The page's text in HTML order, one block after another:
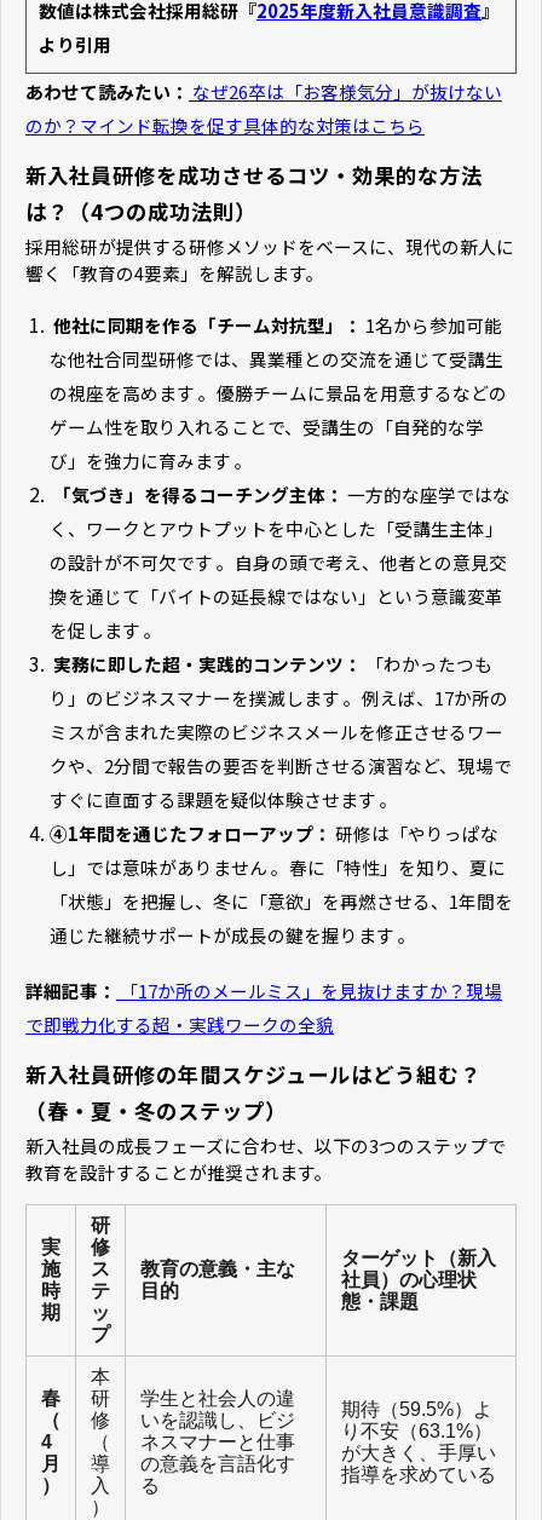
数値は株式会社採用総研『2025年度新入社員意識調査』
より引用
あわせて読みたい： なぜ26卒は「お客様気分」が抜けない
のか？マインド転換を促す具体的な対策はこちら
新入社員研修を成功させるコツ・効果的な方法
は？（4つの成功法則）
採用総研が提供する研修メソッドをベースに、現代の新人に
響く「教育の4要素」を解説します。
他社に同期を作る「チーム対抗型」： 1名から参加可能
な他社合同型研修では、異業種との交流を通じて受講生
の視座を高めます 。優勝チームに景品を用意するなどの
ゲーム性を取り入れることで、受講生の「自発的な学
び」を強力に育みます 。
「気づき」を得るコーチング主体： 一方的な座学ではな
く、ワークとアウトプットを中心とした「受講生主体」
の設計が不可欠です 。自身の頭で考え、他者との意見交
換を通じて「バイトの延長線ではない」という意識変革
を促します 。
実務に即した超・実践的コンテンツ：
「わかったつも
り」のビジネスマナーを撲滅します 。例えば、17か所の
ミスが含まれた実際のビジネスメールを修正させるワー
クや、2分間で報告の要否を判断させる演習など、現場で
すぐに直面する課題を疑似体験させます 。
④1年間を通じたフォローアップ： 研修は「やりっぱな
し」では意味がありません 。春に「特性」を知り、夏に
「状態」を把握し、冬に「意欲」を再燃させる、1年間を
通じた継続サポートが成長の鍵を握ります 。
詳細記事：
「17か所のメールミス」を見抜けますか？現場
で即戦力化する超・実践ワークの全貌
新入社員研修の年間スケジュールはどう組む？
（春・夏・冬のステップ）
新入社員の成長フェーズに合わせ、以下の3つのステップで
教育を設計することが推奨されます。
実
施
時
期
研
修
ス
テ
ッ
プ
教育の意義・主な
目的
ターゲット（新入
社員）の心理状
態・課題
春
（
4
月
）
本
研
修
（
導
入
）
学生と社会人の違
いを認識し、ビジ
ネスマナーと仕事
の意義を言語化す
る
期待（59.5%）よ
り不安（63.1%）
が大きく、手厚い
指導を求めている